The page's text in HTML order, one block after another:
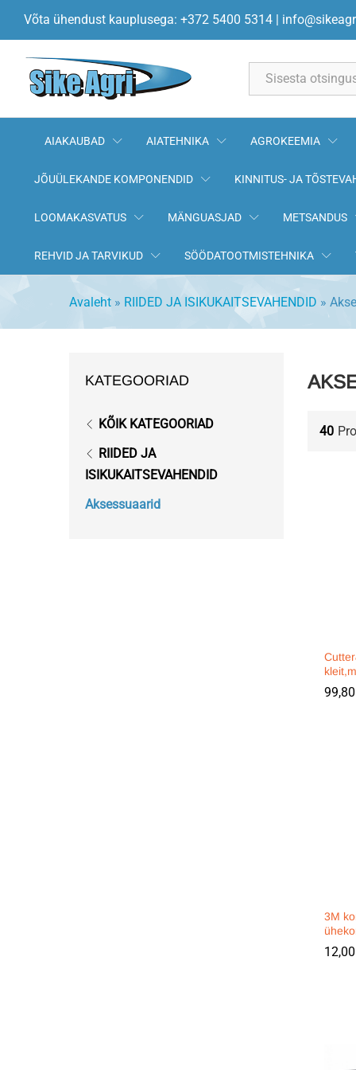
Võta ühendust kauplusega: +372 5400 5314 |
AIAKAUBAD AIATEHNIKA AGROKEEMIA
JÕUÜLEKANDE KOMPONENDID KINNITUS- JA
LOOMAKASVATUS MÄNGUASJAD METSANDUS
REHVID JA TARVIKUD SÖÖDATOOTMISTEHNIKA
Avaleht » RIIDED JA ISIKUKAITSEVAHENDID »
40
99,80
99,80
3M
12,00
12,00
KATEGOORIAD
KÕIK KATEGOORIAD
RIIDED JA
ISIKUKAITSEVAHENDID
Aksessuaarid